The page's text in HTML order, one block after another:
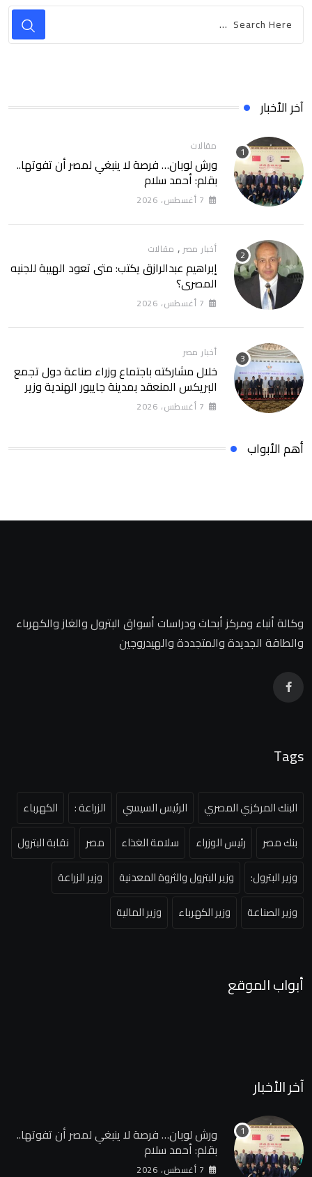
آخر الأخبار
مقالات
ورش لوبان… فرصة لا ينبغي لمصر أن تفوتها..
بقلم: أحمد سلام
7 أغسطس، 2026
أخبار مصر , مقالات
إبراهيم عبدالرازق يكتب: متى تعود الهيبة للجنيه
المصري؟
7 أغسطس، 2026
أخبار مصر
خلال مشاركته باجتماع وزراء صناعة دول تجمع
البريكس المنعقد بمدينة جايبور الهندية وزير
الصناعة يبحث مع نظيره الهندي إطلاق منصة
للتكامل الصناعي وزيادة الاستثمارات الهندية
7 أغسطس، 2026
أهم الأبواب
وكالة أنباء ومركز أبحاث ودراسات أسواق البترول والغاز والكهرباء
والطاقة الجديدة والمتجددة والهيدروجين
Tags
البنك المركزي المصري الرئيس السيسي الزراعة :
الكهرباء
بنك مصر
رئيس الوزراء سلامة الغذاء مصر
نقابة البترول
وزير البترول:
وزير البترول والثروة المعدنية
وزير الزراعة
وزير الصناعة
وزير الكهرباء وزير المالية
أبواب الموقع
آخر الأخبار
ورش لوبان… فرصة لا ينبغي لمصر أن تفوتها..
بقلم: أحمد سلام
7 أغسطس، 2026